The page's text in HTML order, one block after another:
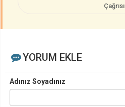
Çağrısı
YORUM EKLE
Adınız Soyadınız